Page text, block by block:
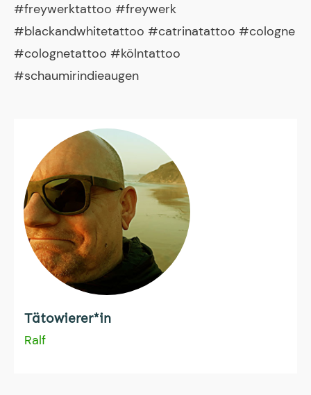
#freywerktattoo #freywerk
#blackandwhitetattoo #catrinatattoo #cologne
#colognetattoo #kölntattoo
#schaumirindieaugen
Tätowierer*in
Ralf